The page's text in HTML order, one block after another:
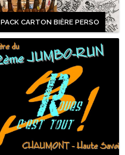
PACK CARTON BIÈRE PERSO